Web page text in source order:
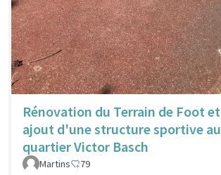
Rénovation du Terrain de Foot et
ajout d'une structure sportive au
quartier Victor Basch
Martins 79